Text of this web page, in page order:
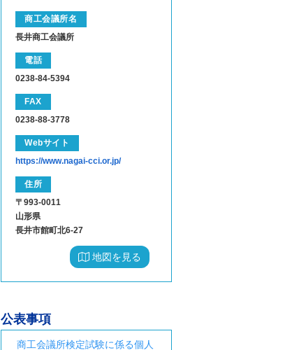
商工会議所名
長井商工会議所
電話
0238-84-5394
FAX
0238-88-3778
Webサイト
https://www.nagai-cci.or.jp/
住所
〒993-0011
山形県
長井市館町北6-27
地図を見る
公表事項
商工会議所検定試験に係る個人